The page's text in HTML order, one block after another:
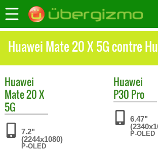
Huawei Mate 20 X 5G contre
Huawei
Mate 20 X
5G
7.2"
(2244x1080)
P-OLED
Huawei
P30 Pro
6.47"
P-OLED